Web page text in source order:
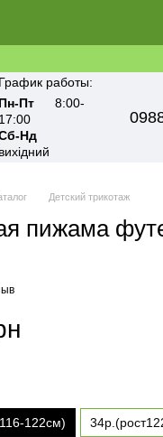
График работы:
Пн-Пт
8:00-
17:00
Нд
вихідний
Детский трикотаж
пижама
122см)